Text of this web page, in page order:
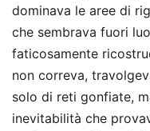
dominava le aree di
che sembrava fuori
faticosamente
non correva,
solo di reti gonfiate,
inevitabilità che